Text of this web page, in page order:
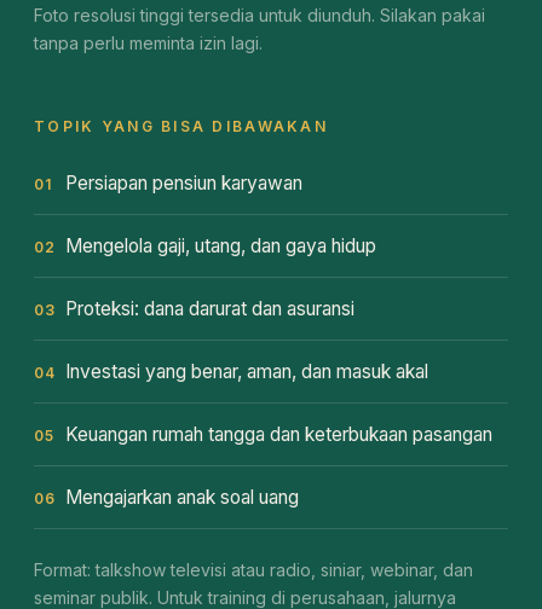
Foto resolusi tinggi tersedia untuk diunduh. Silakan pakai
tanpa perlu meminta izin lagi.
TOPIK YANG BISA DIBAWAKAN
01 Persiapan pensiun karyawan
02 Mengelola gaji, utang, dan gaya hidup
03 Proteksi: dana darurat dan asuransi
04 Investasi yang benar, aman, dan masuk akal
05 Keuangan rumah tangga dan keterbukaan pasangan
06 Mengajarkan anak soal uang
Format: talkshow televisi atau radio, siniar, webinar, dan
seminar publik. Untuk training di perusahaan, jalurnya